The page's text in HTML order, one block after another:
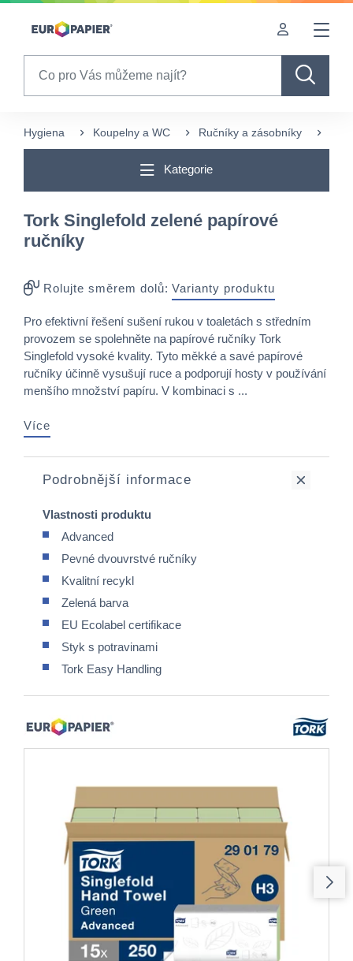
Table Of Content
Často nakupované s tímto produktem
Pro Vás zajímavé produkty
Hygiena Koupelny a WC Ručníky a zásobníky
Kategorie
Tork Singlefold zelené papírové
ručníky
Rolujte směrem dolů: Varianty produktu
Pro efektivní řešení sušení rukou v toaletách s středním
provozem se spolehněte na papírové ručníky Tork
Singlefold vysoké kvality. Tyto měkké a savé papírové
ručníky účinně vysušují ruce a podporují hosty v používání
menšího množství papíru. V kombinaci s ...
Více
Podrobnější informace
Vlastnosti produktu
Advanced
Pevné dvouvrstvé ručníky
Kvalitní recykl
Zelená barva
EU Ecolabel certifikace
Styk s potravinami
Tork Easy Handling